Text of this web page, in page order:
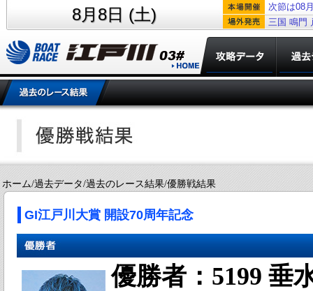
8月8日 (土)
次節は08
三国 鳴門
ホーム/過去データ/過去のレース結果/優勝戦結果
GI江戸川大賞 開設70周年記念
優勝者：5199